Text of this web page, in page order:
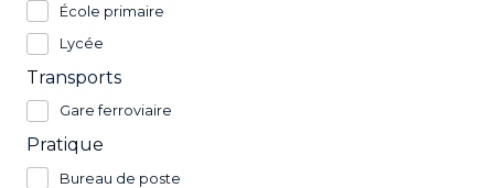
École primaire
Lycée
Transports
Gare ferroviaire
Pratique
Bureau de poste